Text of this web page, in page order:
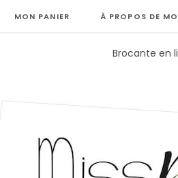
MON PANIER À PROPOS DE
Brocante en